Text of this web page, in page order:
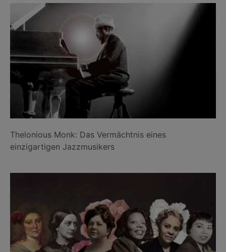
Thelonious Monk: Das Vermächtnis eines
einzigartigen Jazzmusikers